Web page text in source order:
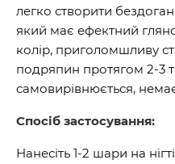
легко створити
який має ефектний
колір, приголомшливу
подряпин протягом 2-3
самовирівнюється,
Спосіб застосування:
Нанесіть 1-2 шари на